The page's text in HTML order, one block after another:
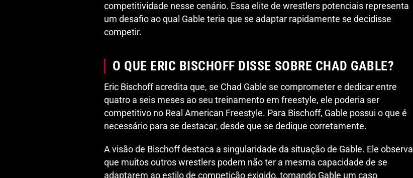
competitividade nesse cenário. Essa elite de wrestlers potenciais representa
um desafio ao qual Gable teria que se adaptar rapidamente se decidisse
competir.
O QUE ERIC BISCHOFF DISSE SOBRE CHAD GABLE?
Eric Bischoff acredita que, se Chad Gable se comprometer e dedicar entre
quatro a seis meses ao seu treinamento em freestyle, ele poderia ser
competitivo no Real American Freestyle. Para Bischoff, Gable possui o que é
necessário para se destacar, desde que se dedique corretamente.
A visão de Bischoff destaca a singularidade da situação de Gable. Ele observa
que muitos outros wrestlers podem não ter a mesma capacidade de se
adaptarem ao estilo de competição exigido, tornando Gable um caso